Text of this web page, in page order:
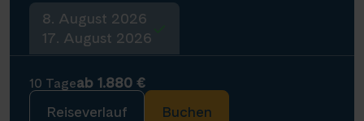
8. August 2026
17. August 2026
10 Tageab 1.880 €
Reiseverlauf
Buchen